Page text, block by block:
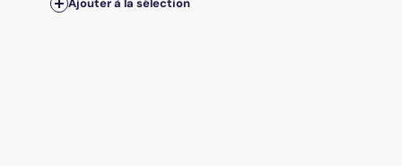
Ajouter à la sélection